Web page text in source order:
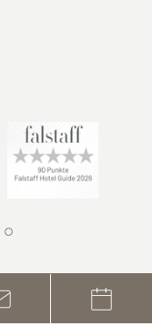
Impressum